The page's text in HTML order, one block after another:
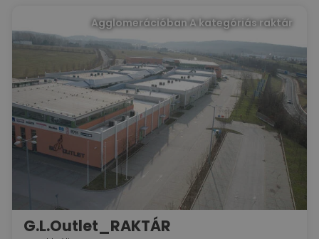
Agglomerációban A kategóriás raktár
G.L.Outlet_RAKTÁR